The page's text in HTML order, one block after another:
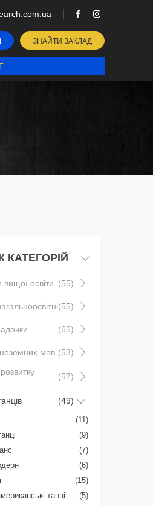
ЗНАЙТИ ЗАКЛАД
КАТЕГОРІЙ
вищої освіти (55)
(55)
(65)
мов (53)
(57)
(49)
(11)
(9)
(7)
(6)
(15)
танці
(5)